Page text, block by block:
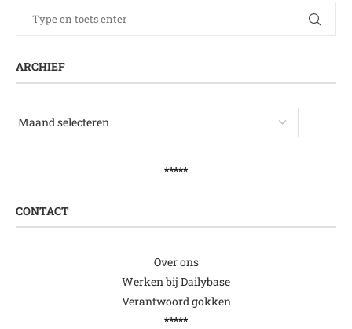
ARCHIEF
*****
CONTACT
Over ons
Werken bij Dailybase
Verantwoord gokken
*****